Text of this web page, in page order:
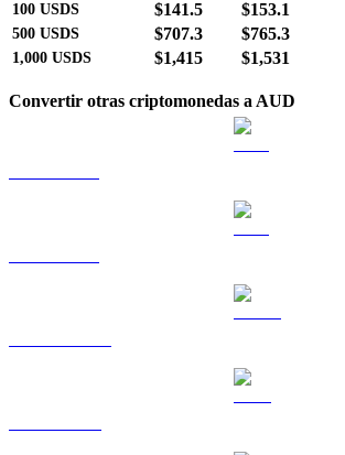
100 USDS $141.5 $153.1
500 USDS $707.3 $765.3
1,000 USDS $1,415 $1,531
Convertir otras criptomonedas a AUD